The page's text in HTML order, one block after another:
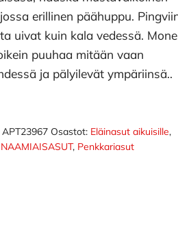
erillinen päähuppu.
uivat kuin kala vedessä.
puuhaa mitään vaan
ja pälyilevät ympäriinsä..
APT23967 Osastot: Eläinasut aikuisille,
, Penkkariasut